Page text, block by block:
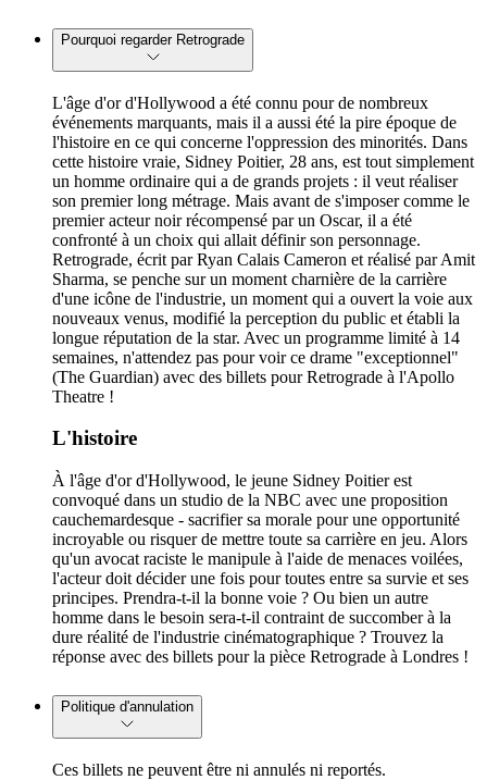
Pourquoi regarder Retrograde
L'âge d'or d'Hollywood a été connu pour de nombreux
événements marquants, mais il a aussi été la pire époque de
l'histoire en ce qui concerne l'oppression des minorités. Dans
cette histoire vraie, Sidney Poitier, 28 ans, est tout simplement
un homme ordinaire qui a de grands projets : il veut réaliser
son premier long métrage. Mais avant de s'imposer comme le
premier acteur noir récompensé par un Oscar, il a été
confronté à un choix qui allait définir son personnage.
Retrograde, écrit par Ryan Calais Cameron et réalisé par Amit
Sharma, se penche sur un moment charnière de la carrière
d'une icône de l'industrie, un moment qui a ouvert la voie aux
nouveaux venus, modifié la perception du public et établi la
longue réputation de la star. Avec un programme limité à 14
semaines, n'attendez pas pour voir ce drame "exceptionnel"
(The Guardian) avec des billets pour Retrograde à l'Apollo
Theatre !
L'histoire
À l'âge d'or d'Hollywood, le jeune Sidney Poitier est
convoqué dans un studio de la NBC avec une proposition
cauchemardesque - sacrifier sa morale pour une opportunité
incroyable ou risquer de mettre toute sa carrière en jeu. Alors
qu'un avocat raciste le manipule à l'aide de menaces voilées,
l'acteur doit décider une fois pour toutes entre sa survie et ses
principes. Prendra-t-il la bonne voie ? Ou bien un autre
homme dans le besoin sera-t-il contraint de succomber à la
dure réalité de l'industrie cinématographique ? Trouvez la
réponse avec des billets pour la pièce Retrograde à Londres !
Politique d'annulation
Ces billets ne peuvent être ni annulés ni reportés.